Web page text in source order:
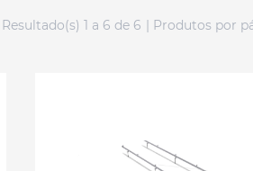
Resultado(s) 1 a 6 de 6 | Produtos por